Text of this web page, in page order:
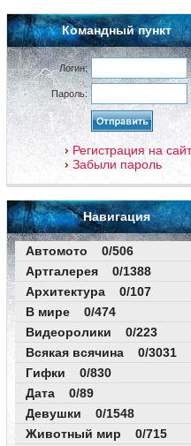
Командный пункт
Логин:
Пароль:
Регистрация на
Забыли пароль
Навигация
Автомото 0/506
Артгалерея 0/1388
Архитектура 0/107
В мире 0/474
Видеоролики 0/223
Всякая всячина 0/3031
Гифки 0/830
Дата 0/89
Девушки 0/1548
Животный мир 0/715